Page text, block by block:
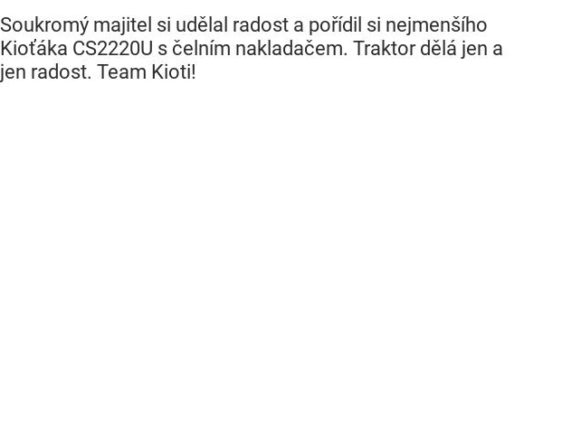
Soukromý majitel si udělal radost a pořídil si nejmenšího
Kioťáka CS2220U s čelním nakladačem. Traktor dělá jen a
jen radost. Team Kioti!